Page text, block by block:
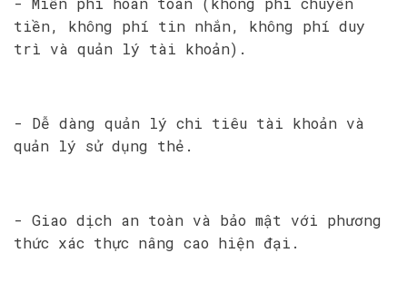
tiền, không phí tin nhắn, không phí duy
trì và quản lý tài khoản).
- Dễ dàng quản lý chi tiêu tài khoản và
quản lý sử dụng thẻ.
- Giao dịch an toàn và bảo mật với phương
thức xác thực nâng cao hiện đại.